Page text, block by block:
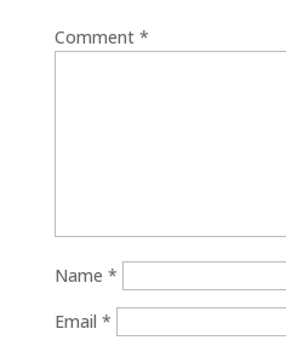
Comment *
Name *
Email *